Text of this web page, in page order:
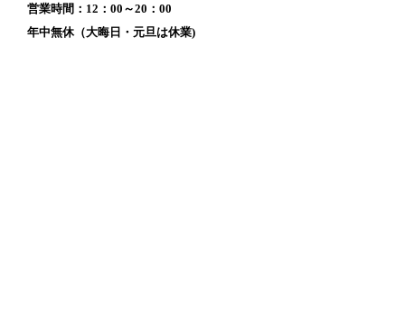
営業時間：12：00～20：00
年中無休（大晦日・元旦は休業)